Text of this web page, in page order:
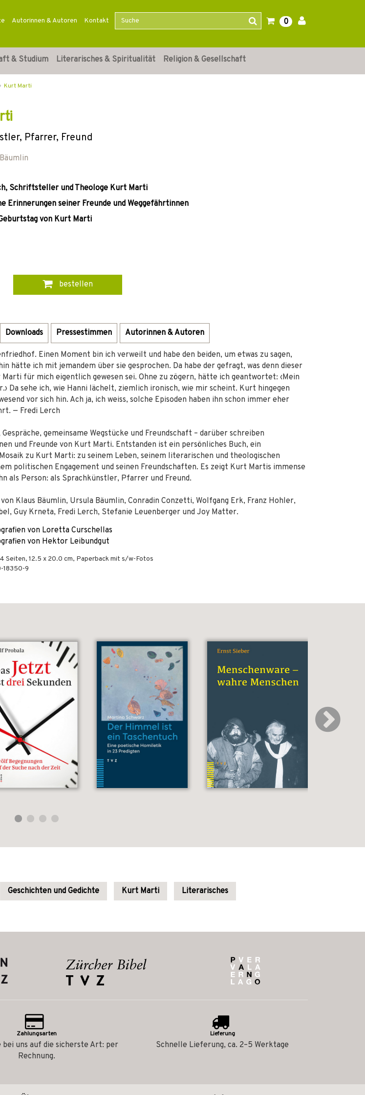
Autorinnen & Autoren Kontakt 0
& Studium Literarisches & Spiritualität Religion & Gesellschaft
Kurt Marti
Pfarrer, Freund
Schriftsteller und Theologe Kurt Marti
Erinnerungen seiner Freunde und Weggefährtinnen
von Kurt Marti
bestellen
Downloads Pressestimmen Autorinnen & Autoren
Einen Moment bin ich verweilt und habe den beiden, um etwas zu sagen,
hätte ich mit jemandem über sie gesprochen. Da habe der gefragt, was denn dieser
für mich eigentlich gewesen sei. Ohne zu zögern, hätte ich geantwortet: ‹Mein
Da sehe ich, wie Hanni lächelt, ziemlich ironisch, wie mir scheint. Kurt hingegen
vor sich hin. Ach ja, ich weiss, solche Episoden haben ihn schon immer eher
— Fredi Lerch
Gespräche, gemeinsame Wegstücke und Freundschaft – darüber schreiben
und Freunde von Kurt Marti. Entstanden ist ein persönliches Buch, ein
zu Kurt Marti: zu seinem Leben, seinem literarischen und theologischen
politischen Engagement und seinen Freundschaften. Es zeigt Kurt Martis immense
als Person: als Sprachkünstler, Pfarrer und Freund.
Klaus Bäumlin, Ursula Bäumlin, Conradin Conzetti, Wolfgang Erk, Franz Hohler,
Guy Krneta, Fredi Lerch, Stefanie Leuenberger und Joy Matter.
von Loretta Curschellas
von Hektor Leibundgut
Seiten, 12.5 x 20.0 cm, Paperback mit s/w-Fotos
18350-9
Geschichten und Gedichte Kurt Marti Literarisches
Zahlungsarten
bei uns auf die sicherste Art: per
Rechnung.
Lieferung
Schnelle Lieferung, ca. 2–5 Werktage